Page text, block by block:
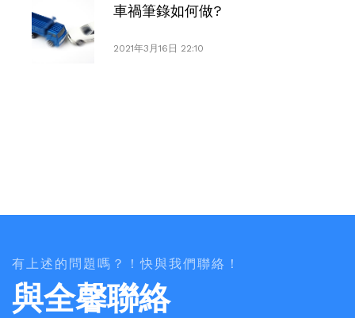
車禍筆錄如何做?
2021年3月16日 22:10
有上述的問題嗎？！快與我們聯絡！
與全馨聯絡